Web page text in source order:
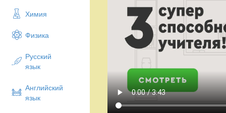
Химия
Физика
Русский
язык
Английский
язык